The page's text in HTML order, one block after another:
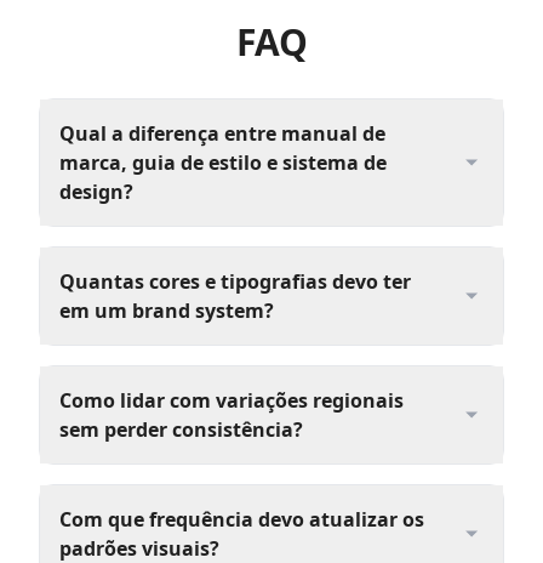
FAQ
Qual a diferença entre manual de
marca, guia de estilo e sistema de
design?
Quantas cores e tipografias devo ter
em um brand system?
Como lidar com variações regionais
sem perder consistência?
Com que frequência devo atualizar os
padrões visuais?